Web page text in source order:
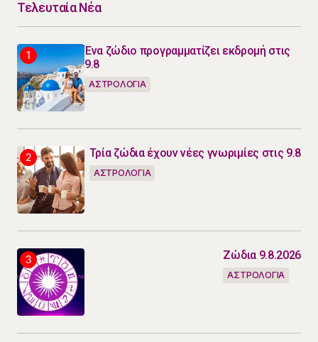
Τελευταία Νέα
Ένα ζώδιο προγραμματίζει εκδρομή στις
9.8
ΑΣΤΡΟΛΟΓΙΑ
Τρία ζώδια έχουν νέες γνωριμίες στις 9.8
ΑΣΤΡΟΛΟΓΙΑ
Ζώδια 9.8.2026
ΑΣΤΡΟΛΟΓΙΑ